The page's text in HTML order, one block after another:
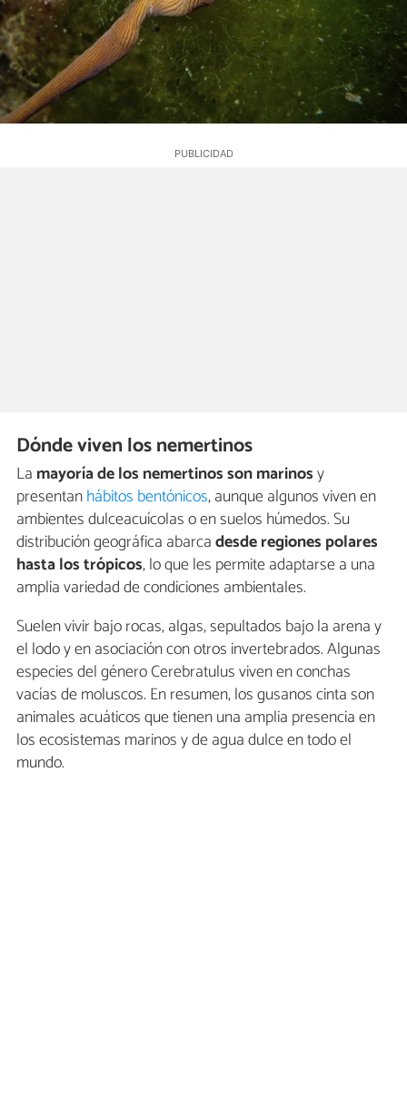
Dónde viven los nemertinos
La mayoría de los nemertinos son marinosy
presentanhábitos bentónicos, aunque algunos viven en
ambientes dulceacuícolas o en suelos húmedos. Su
distribución geográfica abarcadesde regiones polares
hasta los trópicos, lo que les permite adaptarse a una
amplia variedad de condiciones ambientales.
Suelen vivir bajo rocas, algas, sepultados bajo la arena y
el lodo y en asociación con otros invertebrados. Algunas
especies del género Cerebratulus viven en conchas
vacías de moluscos. En resumen, los gusanos cinta son
animales acuáticos que tienen una amplia presencia en
los ecosistemas marinos y de agua dulce en todo el
mundo.